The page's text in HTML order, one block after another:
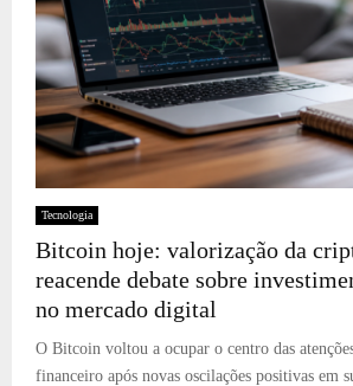
Tecnologia
Bitcoin hoje: valorização da
reacende debate sobre
no mercado digital
O Bitcoin voltou a ocupar o centro das
financeiro após novas oscilações positivas em